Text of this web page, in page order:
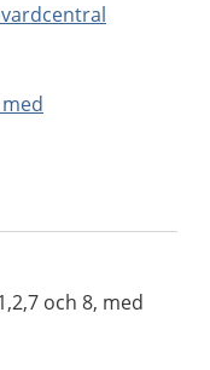
och 8, med